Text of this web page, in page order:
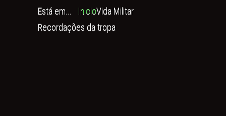
Está em... InicioVida Militar
Recordações da tropa